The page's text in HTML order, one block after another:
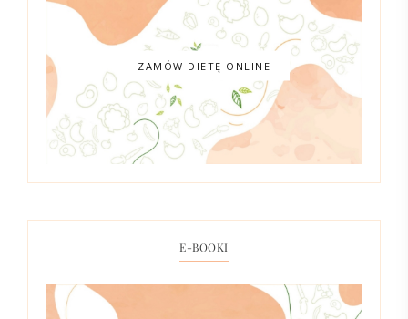
ZAMÓW DIETĘ ONLINE
E-BOOKI